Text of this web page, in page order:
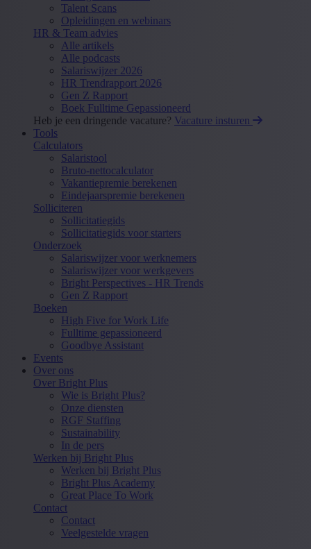
Talent Scans
Opleidingen en webinars
HR & Team advies
Alle artikels
Alle podcasts
Salariswijzer 2026
HR Trendrapport 2026
Gen Z Rapport
Boek Fulltime Gepassioneerd
Heb je een dringende vacature? Vacature insturen
Tools
Calculators
Salaristool
Bruto-nettocalculator
Vakantiepremie berekenen
Eindejaarspremie berekenen
Solliciteren
Sollicitatiegids
Sollicitatiegids voor starters
Onderzoek
Salariswijzer voor werknemers
Salariswijzer voor werkgevers
Bright Perspectives - HR Trends
Gen Z Rapport
Boeken
High Five for Work Life
Fulltime gepassioneerd
Goodbye Assistant
Events
Over ons
Over Bright Plus
Wie is Bright Plus?
Onze diensten
RGF Staffing
Sustainability
In de pers
Werken bij Bright Plus
Werken bij Bright Plus
Bright Plus Academy
Great Place To Work
Contact
Contact
Veelgestelde vragen